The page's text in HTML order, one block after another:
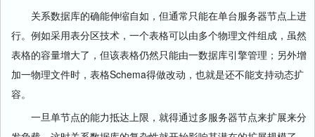
关系数据库的确能伸缩自如，但通常只能在单台服务器节点上进
行。例如采用表分区技术，一个表格可以由多个物理文件组成，虽然
表格的容量增大了，但该表格仍然只能由一数据库引擎管理；另外增
加一物理文件时，表格Schema得做改动，也就是还不能支持动态扩
容。
一旦单节点的能力抵达上限，就得通过多服务器节点来扩展来分